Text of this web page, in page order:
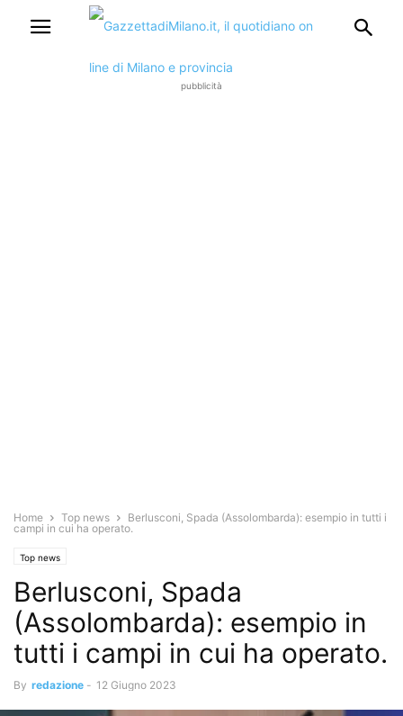
pubblicità
Home Top news
Berlusconi, Spada (Assolombarda): esempio in tutti i
campi in cui ha operato.
Top news
Berlusconi, Spada
(Assolombarda): esempio in
tutti i campi in cui ha operato.
By redazione - 12 Giugno 2023